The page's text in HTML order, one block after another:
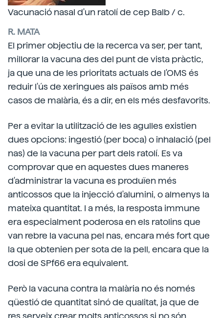
Vacunació nasal d'un ratolí de cep Balb / c.
R. MATA
El primer objectiu de la recerca va ser, per tant,
millorar la vacuna des del punt de vista pràctic,
ja que una de les prioritats actuals de l'OMS és
reduir l'ús de xeringues als països amb més
casos de malària, és a dir, en els més desfavorits.
Per a evitar la utilització de les agulles existien
dues opcions: ingestió (per boca) o inhalació (pel
nas) de la vacuna per part dels ratolí. Es va
comprovar que en aquestes dues maneres
d'administrar la vacuna es produïen més
anticossos que la injecció d'alumini, o almenys la
mateixa quantitat. I a més, la resposta immune
era especialment poderosa en els ratolins que
van rebre la vacuna pel nas, encara més fort que
la que obtenien per sota de la pell, encara que la
dosi de SPf66 era equivalent.
Però la vacuna contra la malària no és només
qüestió de quantitat sinó de qualitat, ja que de
res serveix crear molts anticossos si no són